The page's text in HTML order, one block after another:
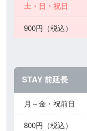
土・日・祝日
900円（税込）
STAY 前延長
月～金・祝前日
800円（税込）